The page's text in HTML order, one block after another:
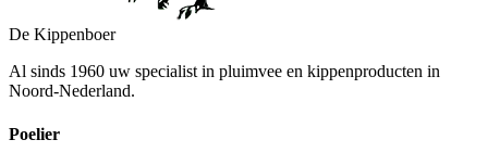
De Kippenboer
Al sinds 1960 uw specialist in pluimvee en kippenproducten in
Noord-Nederland.
Poelier